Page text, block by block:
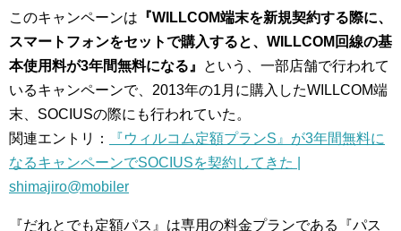
このキャンペーンは 『WILLCOM端末を新規契約する際に、
スマートフォンをセットで購入すると、WILLCOM回線の基
本使用料が3年間無料になる』
という、一部店舗で行われて
いるキャンペーンで、2013年の1月に購入したWILLCOM端
末、SOCIUSの際にも行われていた。
関連エントリ：
『ウィルコム定額プランS』が3年間無料に
なるキャンペーンでSOCIUSを契約してきた |
shimajiro@mobiler
『だれとでも定額パス』は専用の料金プランである『パス